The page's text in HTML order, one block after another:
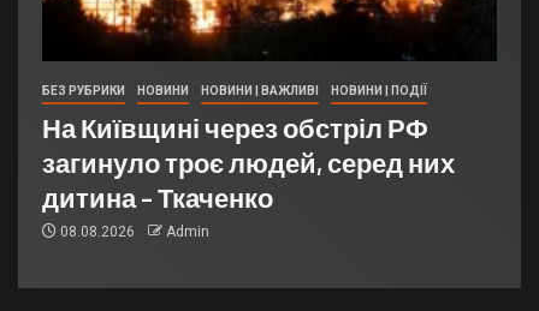
БЕЗ РУБРИКИ НОВИНИ НОВИНИ | ВАЖЛИВІ НОВИНИ | ПОДІЇ
На Київщині через обстріл РФ
загинуло троє людей, серед них
дитина – Ткаченко
08.08.2026 Admin